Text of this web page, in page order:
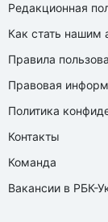
Редакционная
Как стать нашим
Правила
Правовая
Политика
Контакты
Команда
Вакансии в РБК-